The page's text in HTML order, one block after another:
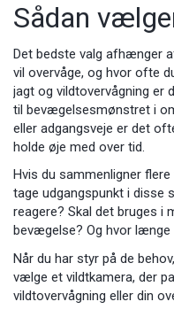
Sådan
Det bedste valg afhænger
vil overvåge, og hvor ofte
jagt og vildtovervågning er
til bevægelsesmønstret i
eller adgangsveje er det
holde øje med over tid.
Hvis du sammenligner
tage udgangspunkt i disse
reagere? Skal det bruges i
bevægelse? Og hvor længe
Når du har styr på de
vælge et vildtkamera, der
vildtovervågning eller din